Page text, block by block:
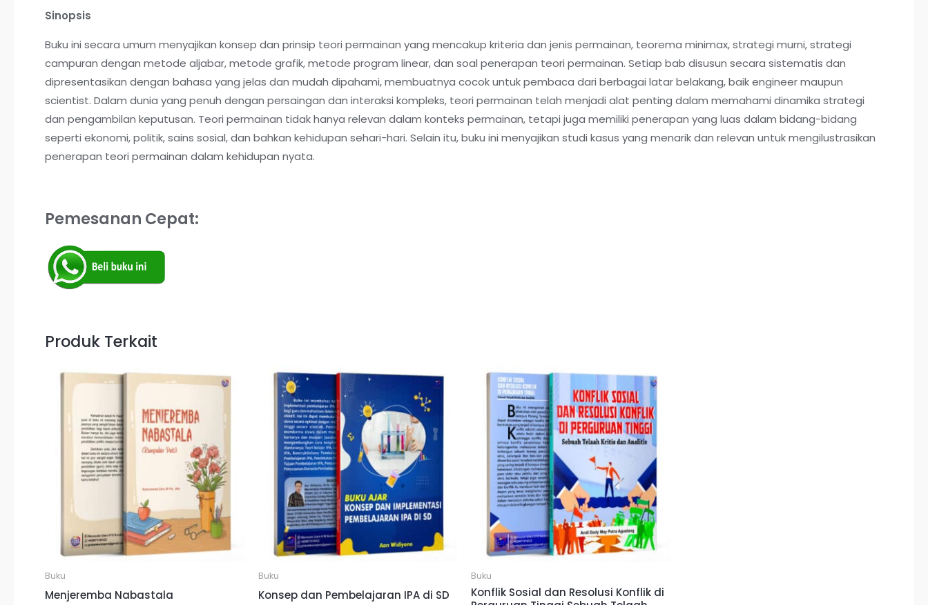
Sinopsis
Buku ini secara umum menyajikan konsep dan prinsip teori permainan yang mencakup kriteria dan jenis permainan, teorema minimax, strategi murni, strategi
campuran dengan metode aljabar, metode grafik, metode program linear, dan soal penerapan teori permainan. Setiap bab disusun secara sistematis dan
dipresentasikan dengan bahasa yang jelas dan mudah dipahami, membuatnya cocok untuk pembaca dari berbagai latar belakang, baik engineer maupun
scientist. Dalam dunia yang penuh dengan persaingan dan interaksi kompleks, teori permainan telah menjadi alat penting dalam memahami dinamika strategi
dan pengambilan keputusan. Teori permainan tidak hanya relevan dalam konteks permainan, tetapi juga memiliki penerapan yang luas dalam bidang-bidang
seperti ekonomi, politik, sains sosial, dan bahkan kehidupan sehari-hari. Selain itu, buku ini menyajikan studi kasus yang menarik dan relevan untuk mengilustrasikan
penerapan teori permainan dalam kehidupan nyata.
Pemesanan Cepat:
Produk Terkait
Buku
Menjeremba Nabastala
Buku
Konsep dan Pembelajaran IPA di SD
Buku
Konflik Sosial dan Resolusi Konflik di